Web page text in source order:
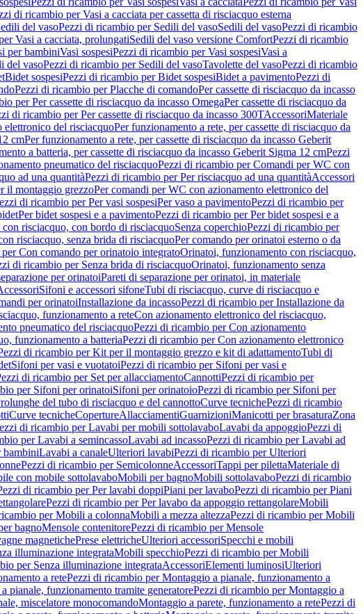
di ricambio per Vasi a cacciata per cassetta di risciacquo esterna
del vasoPezzi di ricambio per Sedili del vasoSedili del vasoPezzi di ricambio
Vasi a cacciata, prolungatiSedili del vaso versione ComfortPezzi di ricambio
per bambiniVasi sospesiPezzi di ricambio per Vasi sospesiVasi a
del vasoPezzi di ricambio per Sedili del vasoTavolette del vasoPezzi di ricambio
Bidet sospesiPezzi di ricambio per Bidet sospesiBidet a pavimentoPezzi di
Pezzi di ricambio per Placche di comandoPer cassette di risciacquo da incasso
per Per cassette di risciacquo da incasso OmegaPer cassette di risciacquo da
di ricambio per Per cassette di risciacquo da incasso 300TAccessoriMateriale
elettronico del risciacquoPer funzionamento a rete, per cassette di risciacquo da
cmPer funzionamento a rete, per cassette di risciacquo da incasso Geberit
a batteria, per cassette di risciacquo da incasso Geberit Sigma 12 cmPezzi
pneumatico del risciacquoPezzi di ricambio per Comandi per WC con
ad una quantitàPezzi di ricambio per Per risciacquo ad una quantitàAccessori
il montaggio grezzoPer comandi per WC con azionamento elettronico del
di ricambio per Per vasi sospesiPer vaso a pavimentoPezzi di ricambio per
Per bidet sospesi e a pavimentoPezzi di ricambio per Per bidet sospesi e a
risciacquo, con bordo di risciacquoSenza coperchioPezzi di ricambio per
risciacquo, senza brida di risciacquoPer comando per orinatoi esterno o da
Con comando per orinatoio integratoOrinatoi, funzionamento con risciacquo,
di ricambio per Senza brida di risciacquoOrinatoi, funzionamento senza
per orinatoiPareti di separazione per orinatoi, in materiale
Sifoni e accessori sifoneTubi di risciacquo, curve di risciacquo e
per orinatoiInstallazione da incassoPezzi di ricambio per Installazione da
funzionamento a reteCon azionamento elettronico del risciacquo,
pneumatico del risciacquoPezzi di ricambio per Con azionamento
funzionamento a batteriaPezzi di ricambio per Con azionamento elettronico
di ricambio per Kit per il montaggio grezzo e kit di adattamentoTubi di
Sifoni per vasi e vuotatoiPezzi di ricambio per Sifoni per vasi e
di ricambio per Set per allacciamentoCannottiPezzi di ricambio per
per Sifoni per orinatoiSifoni per orinatoioPezzi di ricambio per Sifoni per
del tubo di risciacquo e del cannottoCurve tecnichePezzi di ricambio
Curve tecnicheCopertureAllacciamentiGuarnizioniManicotti per brasaturaZona
di ricambio per Lavabi per mobili sottolavaboLavabi da appoggioPezzi di
per Lavabi a semincassoLavabi ad incassoPezzi di ricambio per Lavabi ad
bambiniLavabi a canaleUlteriori lavabiPezzi di ricambio per Ulteriori
Pezzi di ricambio per SemicolonneAccessoriTappi per pilettaMateriale di
con mobile sottolavaboMobili per bagnoMobili sottolavaboPezzi di ricambio
di ricambio per Per lavabi doppiPiani per lavaboPezzi di ricambio per Piani
Pezzi di ricambio per Per lavabo da appoggio rettangolareMobili
per Mobili a colonnaMobili a mezza altezzaPezzi di ricambio per Mobili
bagnoMensole contenitorePezzi di ricambio per Mensole
magnetichePrese elettricheUlteriori accessoriSpecchi e mobili
illuminazione integrataMobili specchioPezzi di ricambio per Mobili
per Senza illuminazione integrataAccessoriElementi luminosiUlteriori
a retePezzi di ricambio per Montaggio a pianale, funzionamento a
pianale, funzionamento tramite generatorePezzi di ricambio per Montaggio a
miscelatore monocomandoMontaggio a parete, funzionamento a retePezzi di